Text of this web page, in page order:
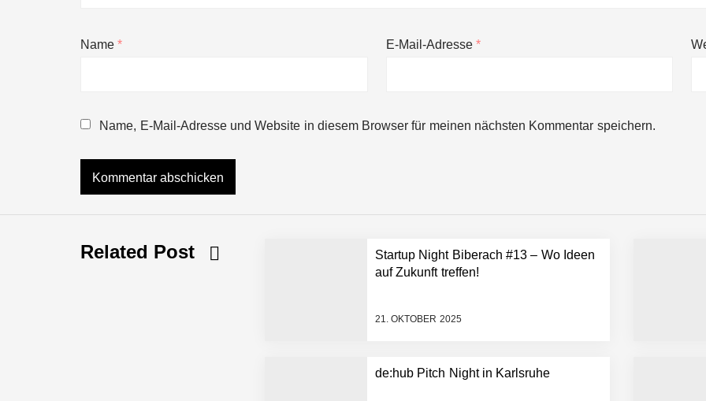
Name* E-Mail-Adresse *
Name, E-Mail-Adresse und Website in diesem Browser für meinen nächsten Kommentar speichern.
Related Post
Startup Night Biberach #13 – Wo Ideen
auf Zukunft treffen!
21. OKTOBER 2025
de:hub Pitch Night in Karlsruhe
Simulationsdienstleistung in Minuten statt Wochen: FiniteNow ermöglicht sofortige Angebotskalkulation für